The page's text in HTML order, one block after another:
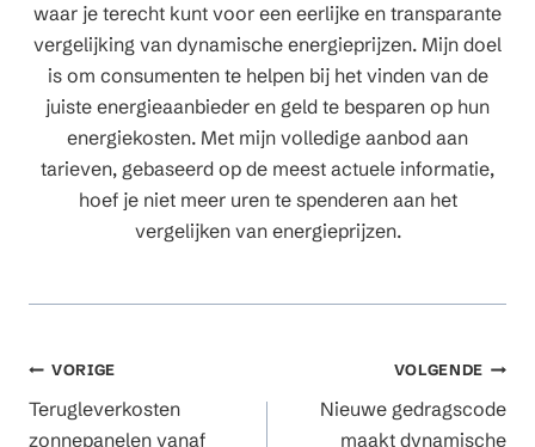
waar je terecht kunt voor een eerlijke en transparante
vergelijking van dynamische energieprijzen. Mijn doel
is om consumenten te helpen bij het vinden van de
juiste energieaanbieder en geld te besparen op hun
energiekosten. Met mijn volledige aanbod aan
tarieven, gebaseerd op de meest actuele informatie,
hoef je niet meer uren te spenderen aan het
vergelijken van energieprijzen.
Berichtnavigatie
VORIGE
Terugleverkosten
zonnepanelen vanaf
VOLGENDE
Nieuwe gedragscode
maakt dynamische